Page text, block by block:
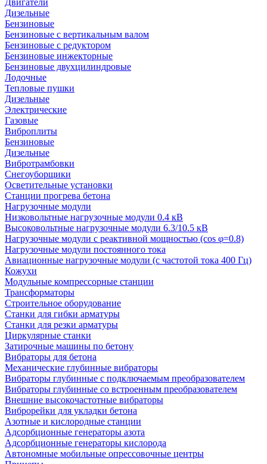
Двигатели
Дизельные
Бензиновые
Бензиновые с вертикальным валом
Бензиновые с редуктором
Бензиновые инжекторные
Бензиновые двухцилиндровые
Лодочные
Тепловые пушки
Дизельные
Электрические
Газовые
Виброплиты
Бензиновые
Дизельные
Вибротрамбовки
Снегоуборщики
Осветительные установки
Станции прогрева бетона
Нагрузочные модули
Низковольтные нагрузочные модули 0.4 кВ
Высоковольтные нагрузочные модули 6.3/10.5 кВ
Нагрузочные модули с реактивной мощностью (cos φ=0.8)
Нагрузочные модули постоянного тока
Авиационные нагрузочные модули (с частотой тока 400 Гц)
Кожухи
Модульные компрессорные станции
Трансформаторы
Строительное оборудование
Станки для гибки арматуры
Станки для резки арматуры
Циркулярные станки
Затирочные машины по бетону
Вибраторы для бетона
Механические глубинные вибраторы
Вибраторы глубинные с подключаемым преобразователем
Вибраторы глубинные со встроенным преобразователем
Внешние высокочастотные вибраторы
Виброрейки для укладки бетона
Азотные и кислородные станции
Адсорбционные генераторы азота
Адсорбционные генераторы кислорода
Автономные мобильные опрессовочные центры